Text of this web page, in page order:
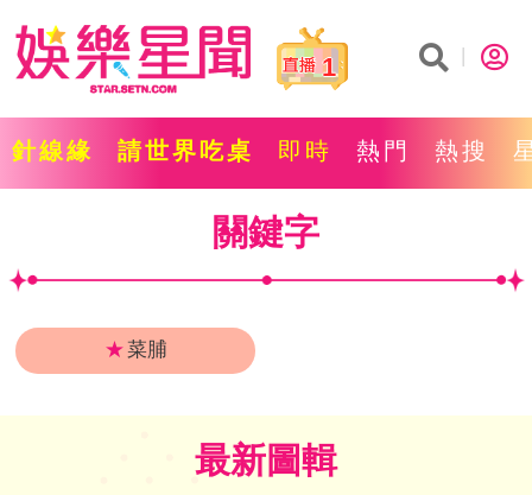
1
針線緣 請世界吃桌 即時 熱門 熱搜
關鍵字
★菜脯
最新圖輯